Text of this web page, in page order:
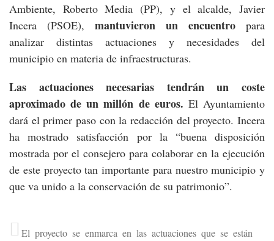
Ambiente, Roberto Media (PP), y el alcalde, Javier
Incera (PSOE), mantuvieron un encuentro para
analizar distintas actuaciones y necesidades del
municipio en materia de infraestructuras.
Las actuaciones necesarias tendrán un coste
aproximado de un millón de euros. El Ayuntamiento
dará el primer paso con la redacción del proyecto. Incera
ha mostrado satisfacción por la “buena disposición
mostrada por el consejero para colaborar en la ejecución
de este proyecto tan importante para nuestro municipio y
que va unido a la conservación de su patrimonio”.
El proyecto se enmarca en las actuaciones que se están